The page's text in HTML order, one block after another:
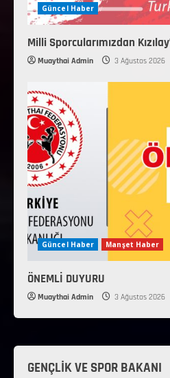
Güncel Haber
Milli Sporcularımızdan
Muaythai Admin 3 Ağustos 2026
Güncel Haber Manşet Haber
ÖNEMLİ DUYURU
Muaythai Admin 3 Ağustos 2026
GENÇLİK VE SPOR BAKANI